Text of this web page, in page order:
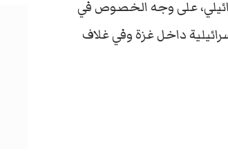
على وجه الخصوص في
داخل غزة وفي غلاف